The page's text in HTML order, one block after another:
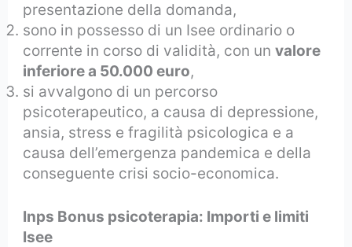
presentazione della domanda,
sono in possesso di un Isee ordinario o
corrente in corso di validità, con unvalore
inferiore a 50.000 euro,
si avvalgono di un percorso
psicoterapeutico, a causa di depressione,
ansia, stress e fragilità psicologica e a
causa dell’emergenza pandemica e della
conseguente crisi socio-economica.
Inps Bonus psicoterapia: Importi e limiti
Isee